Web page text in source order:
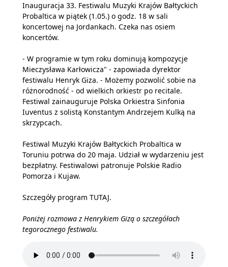
Inauguracja 33. Festiwalu Muzyki Krajów Bałtyckich
Probaltica w piątek (1.05.) o godz. 18 w sali
koncertowej na Jordankach. Czeka nas osiem
koncertów.
- W programie w tym roku dominują kompozycje
Mieczysława Karłowicza" - zapowiada dyrektor
festiwalu Henryk Giza. - Możemy pozwolić sobie na
różnorodność - od wielkich orkiestr po recitale.
Festiwal zainauguruje Polska Orkiestra Sinfonia
Iuventus z solistą Konstantym Andrzejem Kulką na
skrzypcach.
Festiwal Muzyki Krajów Bałtyckich Probaltica w
Toruniu potrwa do 20 maja. Udział w wydarzeniu jest
bezpłatny. Festiwalowi patronuje Polskie Radio
Pomorza i Kujaw.
Szczegóły program TUTAJ.
Poniżej rozmowa z Henrykiem Gizą o szczegółach
tegorocznego festiwalu.